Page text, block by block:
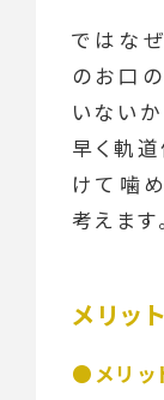
ではな
のお口
いない
早く軌
けて噛
考えます。
メリッ
メリッ